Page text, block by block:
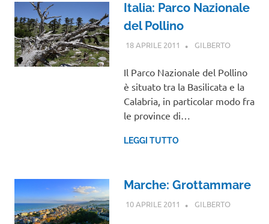
Italia: Parco Nazionale
del Pollino
18 APRILE 2011 GILBERTO
Il Parco Nazionale del Pollino
è situato tra la Basilicata e la
Calabria, in particolar modo fra
le province di…
LEGGI TUTTO
Marche: Grottammare
10 APRILE 2011 GILBERTOMARCHE